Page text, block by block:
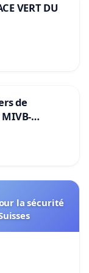
VERT DU
de
en Het
la sécurité